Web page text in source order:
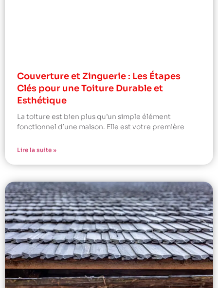
Couverture et Zinguerie : Les Étapes
Clés pour une Toiture Durable et
Esthétique
La toiture est bien plus qu’un simple élément
fonctionnel d’une maison. Elle est votre première
Lire la suite »